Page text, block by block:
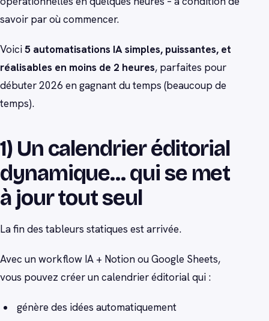
savoir par où commencer.
Voici5 automatisations IA simples, puissantes, et
réalisables en moins de 2 heures, parfaites pour
débuter 2026 en gagnant du temps (beaucoup de
temps).
1) Un calendrier éditorial
dynamique… qui se met
à jour tout seul
La fin des tableurs statiques est arrivée.
Avec un workflow IA + Notion ou Google Sheets,
vous pouvez créer un calendrier éditorial qui :
génère des idées automatiquement